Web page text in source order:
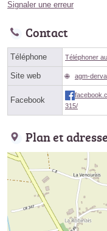
Signaler une erreur
Contact
Téléphone Téléphoner
Site web agm-
Facebook
315/
Plan et adresse